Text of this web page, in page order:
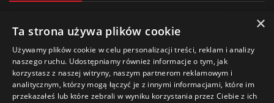

Pliki cookies
Ten sklep używa plików cookie w celu poprawy
jakości przeglądania.
Aby uzyskać więcej informacji, zobacz naszą
Politykę prywatności.
NEWSLETTER
×
Ta strona używa plików cookie
Używamy plików cookie w celu personalizacji treści, reklam i analizy
naszego ruchu. Udostępniamy również informacje o tym, jak
korzystasz z naszej witryny, naszym partnerom reklamowym i
analitycznym, którzy mogą łączyć je z innymi informacjami, które im
przekazałeś lub które zebrali w wyniku korzystania przez Ciebie z ich